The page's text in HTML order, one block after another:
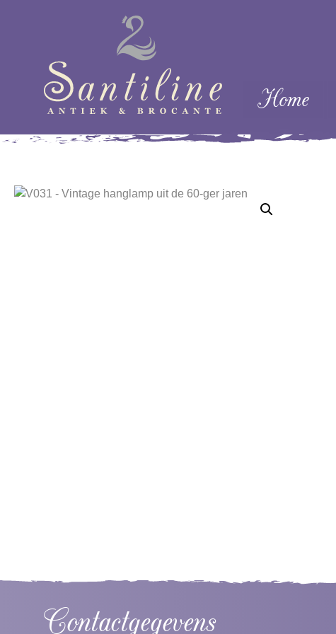
Menu
Skip naar content
Home
Contactgegevens